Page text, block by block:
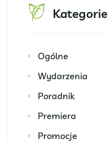
Kategorie
Ogólne
Wydarzenia
Poradnik
Premiera
Promocje